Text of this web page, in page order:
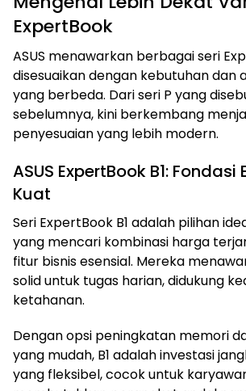
ExpertBook
ASUS menawarkan berbagai seri
disesuaikan dengan kebutuhan dan
yang berbeda. Dari seri P yang
sebelumnya, kini berkembang
penyesuaian yang lebih modern.
ASUS ExpertBook B1:
Kuat
Seri ExpertBook B1 adalah pilihan
yang mencari kombinasi harga
fitur bisnis esensial. Mereka
solid untuk tugas harian, didukung
ketahanan.
Dengan opsi peningkatan memori
yang mudah, B1 adalah investasi
yang fleksibel, cocok untuk